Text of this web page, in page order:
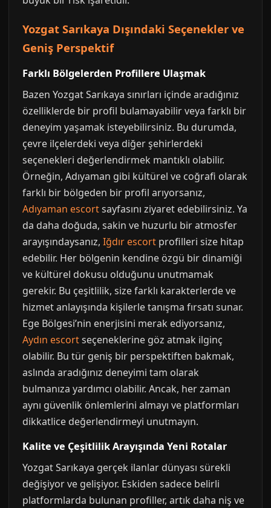
Yozgat Sarıkaya Dışındaki Seçenekler ve
Geniş Perspektif
Farklı Bölgelerden Profillere Ulaşmak
Bazen Yozgat Sarıkaya sınırları içinde aradığınız
özelliklerde bir profil bulamayabilir veya farklı bir
deneyim yaşamak isteyebilirsiniz. Bu durumda,
çevre ilçelerdeki veya diğer şehirlerdeki
seçenekleri değerlendirmek mantıklı olabilir.
Örneğin, Adıyaman gibi kültürel ve coğrafi olarak
farklı bir bölgeden bir profil arıyorsanız,
Adıyaman escortsayfasını ziyaret edebilirsiniz. Ya
da daha doğuda, sakin ve huzurlu bir atmosfer
arayışındaysanız, Iğdır escort profilleri size hitap
edebilir. Her bölgenin kendine özgü bir dinamiği
ve kültürel dokusu olduğunu unutmamak
gerekir. Bu çeşitlilik, size farklı karakterlerde ve
hizmet anlayışında kişilerle tanışma fırsatı sunar.
Ege Bölgesi’nin enerjisini merak ediyorsanız,
Aydın escortseçeneklerine göz atmak ilginç
olabilir. Bu tür geniş bir perspektiften bakmak,
aslında aradığınız deneyimi tam olarak
bulmanıza yardımcı olabilir. Ancak, her zaman
aynı güvenlik önlemlerini almayı ve platformları
dikkatlice değerlendirmeyi unutmayın.
Kalite ve Çeşitlilik Arayışında Yeni Rotalar
Yozgat Sarıkaya gerçek ilanlar dünyası sürekli
değişiyor ve gelişiyor. Eskiden sadece belirli
platformlarda bulunan profiller, artık daha niş ve